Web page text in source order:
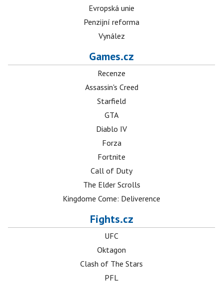
Evropská unie
Penzijní reforma
Vynález
Games.cz
Recenze
Assassin's Creed
Starfield
GTA
Diablo IV
Forza
Fortnite
Call of Duty
The Elder Scrolls
Kingdome Come: Deliverence
Fights.cz
UFC
Oktagon
Clash of The Stars
PFL